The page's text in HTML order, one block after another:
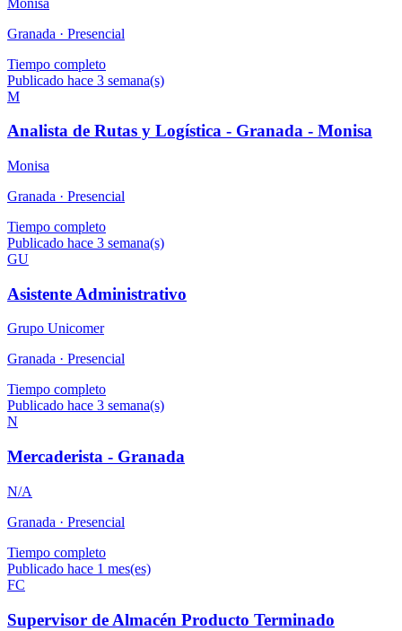
Granada · Presencial
Tiempo completo
Publicado hace 3 semana(s)
M
Analista de Rutas y Logística - Granada - Monisa
Monisa
Granada · Presencial
Tiempo completo
Publicado hace 3 semana(s)
GU
Asistente Administrativo
Grupo Unicomer
Granada · Presencial
Tiempo completo
Publicado hace 3 semana(s)
N
Mercaderista - Granada
N/A
Granada · Presencial
Tiempo completo
Publicado hace 1 mes(es)
FC
Supervisor de Almacén Producto Terminado